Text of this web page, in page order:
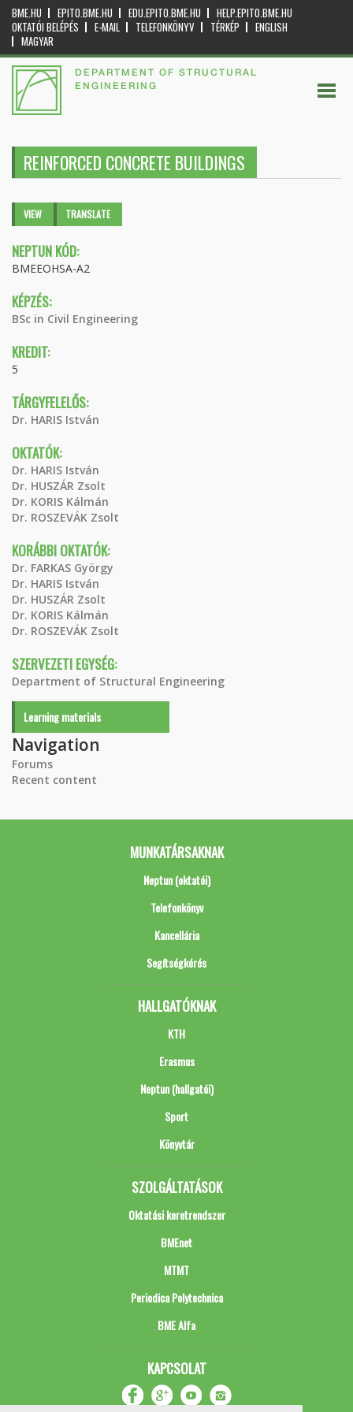
BME.HU EPITO.BME.HU EDU.EPITO.BME.HU
HELP.EPITO.BME.HU
OKTATÓI BELÉPÉS
E-MAIL TELEFONKÖNYV TÉRKÉP
ENGLISH
MAGYAR
DEPARTMENT OF STRUCTURAL
ENGINEERING
REINFORCED CONCRETE BUILDINGS
Primary tabs
VIEW (ACTIVETRANSLATE
NEPTUN KÓD:
BMEEOHSA-A2
KÉPZÉS:
BSc in Civil Engineering
KREDIT:
5
TÁRGYFELELŐS:
Dr. HARIS István
OKTATÓK:
Dr. HARIS István
Dr. HUSZÁR Zsolt
Dr. KORIS Kálmán
Dr. ROSZEVÁK Zsolt
KORÁBBI OKTATÓK:
Dr. FARKAS György
Dr. HARIS István
Dr. HUSZÁR Zsolt
Dr. KORIS Kálmán
Dr. ROSZEVÁK Zsolt
SZERVEZETI EGYSÉG:
Department of Structural Engineering
Learning materials
Navigation
Forums
Recent content
MUNKATÁRSAKNAK
Neptun (oktatói)
Telefonkönyv
Kancellária
Segítségkérés
HALLGATÓKNAK
KTH
Erasmus
Neptun (hallgatói)
Sport
Könyvtár
SZOLGÁLTATÁSOK
Oktatási keretrendszer
BMEnet
MTMT
Periodica Polytechnica
BME Alfa
KAPCSOLAT